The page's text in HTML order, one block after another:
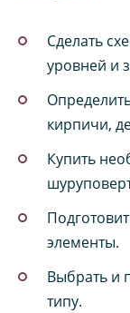
Сделать
уровней и
кирпичи,
Купить
элементы.
Выбрать и
типу.